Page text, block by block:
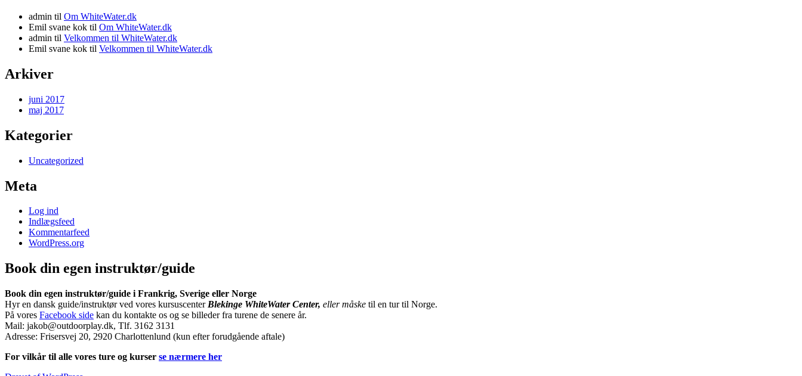
admin til Om WhiteWater.dk
Emil svane kok til Om WhiteWater.dk
admin til Velkommen til WhiteWater.dk
Emil svane kok til Velkommen til WhiteWater.dk
Arkiver
juni 2017
maj 2017
Kategorier
Uncategorized
Meta
Log ind
Indlægsfeed
Kommentarfeed
WordPress.org
Book din egen instruktør/guide
Book din egen instruktør/guide i Frankrig, Sverige eller Norge
Hyr en dansk guide/instruktør ved vores kursuscenter Blekinge WhiteWater Center, eller måske til en tur til Norge.
På vores Facebook side kan du kontakte os og se billeder fra turene de senere år.
Mail: jakob@outdoorplay.dk, Tlf. 3162 3131
Adresse: Frisersvej 20, 2920 Charlottenlund (kun efter forudgående aftale)
For vilkår til alle vores ture og kurser se nærmere her